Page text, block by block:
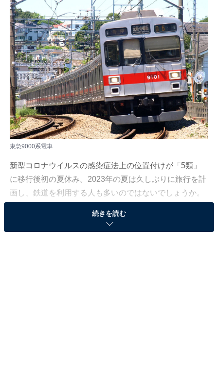
東急9000系電車
新型コロナウイルスの感染症法上の位置付けが「5類」
に移行後初の夏休み。2023年の夏は久しぶりに旅行を計
画し、鉄道を利用する人も多いのではないでしょうか。
All About編集部は6月12～22日、全国10～70代の485人
続きを読む